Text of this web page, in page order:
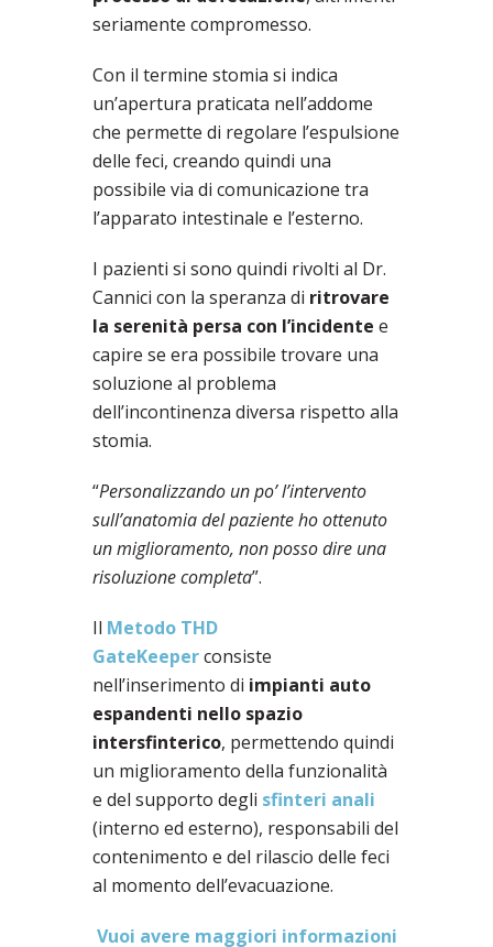
seriamente compromesso.
Con il termine stomia si indica
un’apertura praticata nell’addome
che permette di regolare l’espulsione
delle feci, creando quindi una
possibile via di comunicazione tra
l’apparato intestinale e l’esterno.
I pazienti si sono quindi rivolti al Dr.
Cannici con la speranza di ritrovare
la serenità persa con l’incidente e
capire se era possibile trovare una
soluzione al problema
dell’incontinenza diversa rispetto alla
stomia.
“Personalizzando un po’ l’intervento
sull’anatomia del paziente ho ottenuto
un miglioramento, non posso dire una
risoluzione completa”.
Il Metodo THD
GateKeeperconsiste
nell’inserimento di impianti auto
espandenti nello spazio
intersfinterico, permettendo quindi
un miglioramento della funzionalità
e del supporto degli sfinteri anali
(interno ed esterno), responsabili del
contenimento e del rilascio delle feci
al momento dell’evacuazione.
Vuoi avere maggiori informazioni